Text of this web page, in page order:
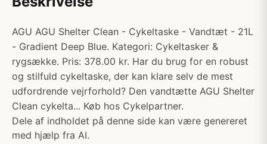
AGU AGU Shelter Clean - Cykeltaske - Vandtæt - 21L
- Gradient Deep Blue. Kategori: Cykeltasker &
rygsække. Pris: 378.00 kr. Har du brug for en robust
og stilfuld cykeltaske, der kan klare selv de mest
udfordrende vejrforhold? Den vandtætte AGU Shelter
Clean cykelta... Køb hos Cykelpartner.
Dele af indholdet på denne side kan være genereret
med hjælp fra AI.